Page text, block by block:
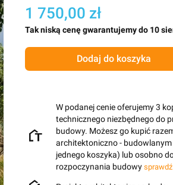
1 750,00 zł
Tak niską cenę gwarantujemy do 10
Dodaj do koszyka
W podanej cenie oferujemy 3
technicznego niezbędnego do
budowy. Możesz go kupić
architektoniczno -
jednego koszyka) lub osobno
rozpoczynania budowy